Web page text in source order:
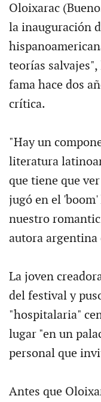
Oloixarac
la inauguración
teorías
fama hace dos
crítica.
"Hay un
literatura
que tiene que
jugó en el
nuestro
autora argentina
La joven
del festival y
"hospitalaria"
lugar "en un
personal que
Antes que